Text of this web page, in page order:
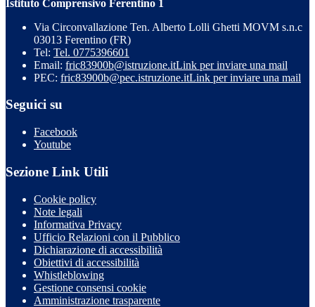
Istituto Comprensivo Ferentino 1
Via Circonvallazione Ten. Alberto Lolli Ghetti MOVM s.n.c
03013 Ferentino (FR)
Tel: Tel. 0775396601
Email: fric83900b@istruzione.itLink per inviare una mail
PEC: fric83900b@pec.istruzione.itLink per inviare una mail
Seguici su
Facebook
Youtube
Sezione Link Utili
Cookie policy
Note legali
Informativa Privacy
Ufficio Relazioni con il Pubblico
Dichiarazione di accessibilità
Obiettivi di accessibilità
Whistleblowing
Gestione consensi cookie
Amministrazione trasparente